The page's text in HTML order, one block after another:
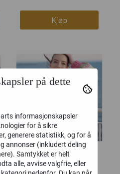
Kjøp
Veda Sweater - Stripete
på dette
informasjonskapsler
for å sikre
generere statistikk, og for å
annonser (inkludert deling
Samtykket er helt
alle, avvise valgfrie, eller